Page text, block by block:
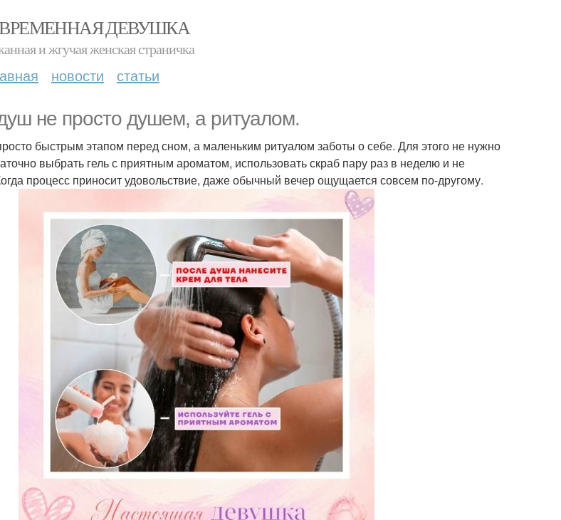
ДЕВУШКА
и жгучая женская страничка
новости статьи
не просто душем, а ритуалом.
быстрым этапом перед сном, а маленьким ритуалом заботы о себе. Для этого не нужно
выбрать гель с приятным ароматом, использовать скраб пару раз в неделю и не
процесс приносит удовольствие, даже обычный вечер ощущается совсем по-другому.